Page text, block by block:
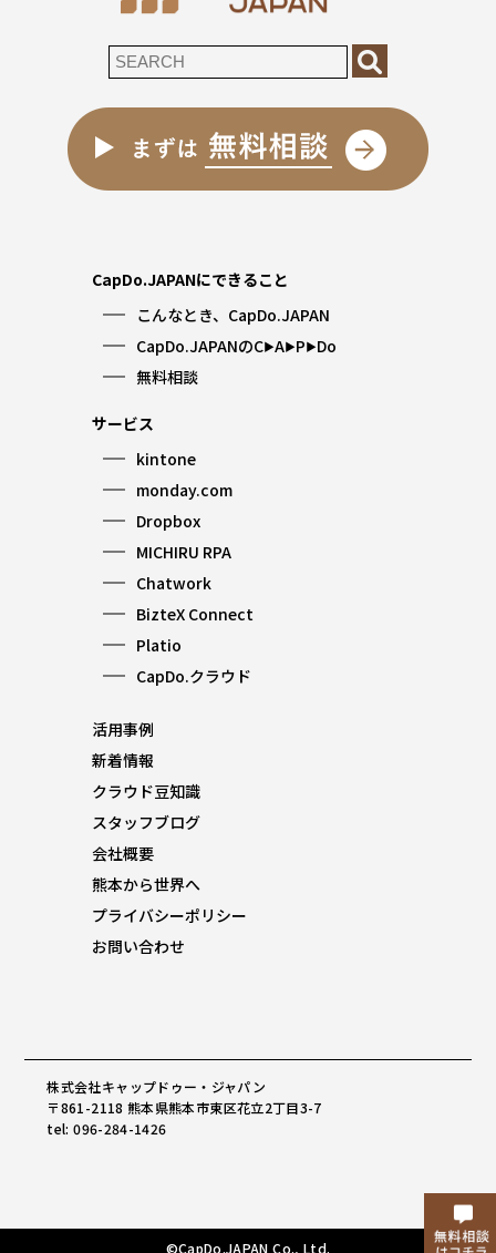
CapDo.JAPANにできること
こんなとき、CapDo.JAPAN
CapDo.JAPANのC▶︎A▶︎P▶︎Do
無料相談
サービス
kintone
monday.com
Dropbox
MICHIRU RPA
Chatwork
BizteX Connect
Platio
CapDo.クラウド
活用事例
新着情報
クラウド豆知識
スタッフブログ
会社概要
熊本から世界へ
プライバシーポリシー
お問い合わせ
株式会社キャップドゥー・ジャパン
〒861-2118 熊本県熊本市東区花立2丁目3-7
tel: 096-284-1426
©CapDo.JAPAN Co., Ltd.